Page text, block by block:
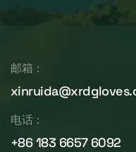
邮箱：
电话：
+86 183 6657 6092